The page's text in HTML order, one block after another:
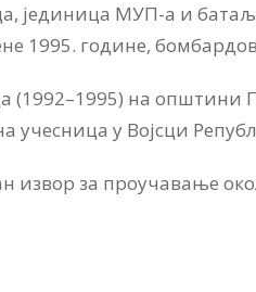
јединица МУП-а и
1995. године,
(1992–1995) на
у Војсци
извор за проучавање